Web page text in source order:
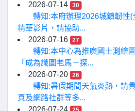
2026-07-14
30
轉知:本府辦理2026城鎮韌性
精華影片，請協助...
2026-07-16
27
轉知:本中心為推廣國土測繪
「成為識圖老馬－探...
2026-07-20
26
轉知:暑假期間天氣炎熱，請
頁及網路社群等多...
2026-07-24